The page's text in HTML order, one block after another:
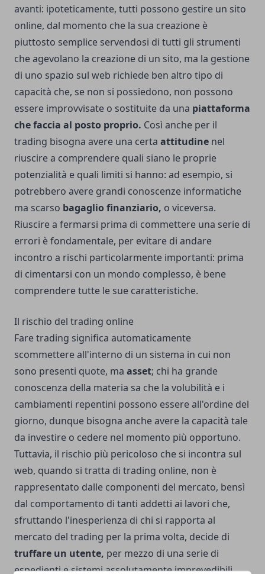
avanti: ipoteticamente, tutti possono gestire un sito
online, dal momento che la sua creazione è
piuttosto semplice servendosi di tutti gli strumenti
che agevolano la creazione di un sito, ma la gestione
di uno spazio sul web richiede ben altro tipo di
capacità che, se non si possiedono, non possono
essere improvvisate o sostituite da una piattaforma
che faccia al posto proprio. Così anche per il
trading bisogna avere una certa attitudine nel
riuscire a comprendere quali siano le proprie
potenzialità e quali limiti si hanno: ad esempio, si
potrebbero avere grandi conoscenze informatiche
ma scarso bagaglio finanziario, o viceversa.
Riuscire a fermarsi prima di commettere una serie di
errori è fondamentale, per evitare di andare
incontro a rischi particolarmente importanti: prima
di cimentarsi con un mondo complesso, è bene
comprendere tutte le sue caratteristiche.
Il rischio del trading online
Fare trading significa automaticamente
scommettere all'interno di un sistema in cui non
sono presenti quote, ma asset; chi ha grande
conoscenza della materia sa che la volubilità e i
cambiamenti repentini possono essere all'ordine del
giorno, dunque bisogna anche avere la capacità tale
da investire o cedere nel momento più opportuno.
Tuttavia, il rischio più pericoloso che si incontra sul
web, quando si tratta di trading online, non è
rappresentato dalle componenti del mercato, bensì
dal comportamento di tanti addetti ai lavori che,
sfruttando l'inesperienza di chi si rapporta al
mercato del trading per la prima volta, decide di
truffare un utente, per mezzo di una serie di
espedienti e sistemi assolutamente imprevedibili.